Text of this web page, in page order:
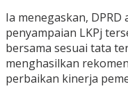
Ia menegaskan,
penyampaian LKPj
bersama sesuai tata
menghasilkan
perbaikan kinerja